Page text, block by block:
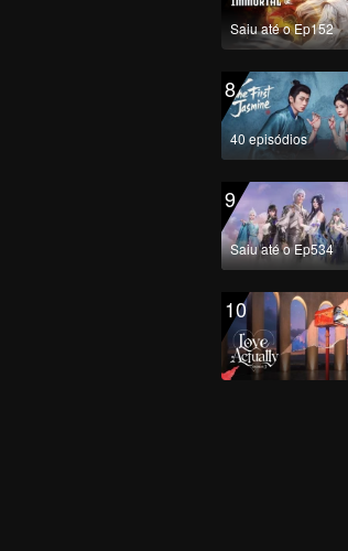
Saiu até o Ep152
8
40 episódios
9
Saiu até o Ep534
10